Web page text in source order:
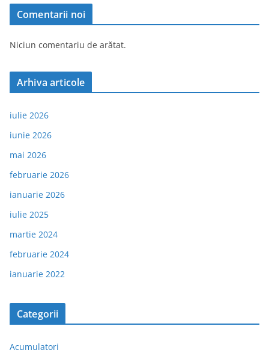
Comentarii noi
Niciun comentariu de arătat.
Arhiva articole
iulie 2026
iunie 2026
mai 2026
februarie 2026
ianuarie 2026
iulie 2025
martie 2024
februarie 2024
ianuarie 2022
Categorii
Acumulatori